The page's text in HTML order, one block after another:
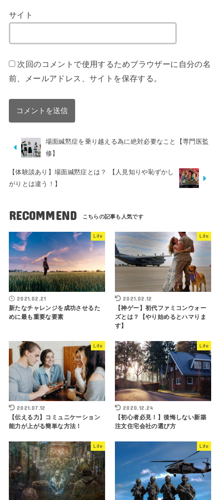
サイト
次回のコメントで使用するためブラウザーに自分の名
前、メールアドレス、サイトを保存する。
場面緘黙症を乗り越える為に絶対必要なこと【専門医監
修】
【体験談あり】場面緘黙症とは？ 【人見知りや恥ずかし
がりとは違う！】
RECOMMEND
Life
2021.02.21
新たなチャレンジを成功させるた
めに最も重要な要素
Life
2021.02.12
【神ゲー】初代ファミコンウォー
ズとは？【やり始めるとハマりま
す】
Life
2021.07.12
【伝える力】コミュニケーション
能力が上がる簡単な方法！
Life
2020.12.24
【初心者必見！】後悔しない新築
注文住宅会社の選び方
Life Life